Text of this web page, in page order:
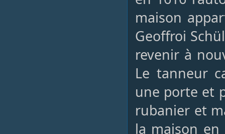
maison
Geoffroi
revenir à
Le tanneur
une porte et
rubanier et
la maison